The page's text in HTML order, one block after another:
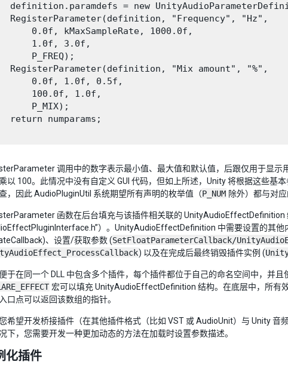
definition.paramdefs = new
RegisterParameter(definition, "Frequency", "Hz",
0.0f, kMaxSampleRate, 1000.0f,
1.0f, 3.0f,
P_FREQ);
RegisterParameter(definition, "Mix amount", "%",
0.0f, 1.0f, 0.5f,
100.0f, 1.0f,
P_MIX);
return numparams;
调用中的数字表示最小值、最大值和默认值，后跟仅用于显
以 100。此情况中没有自定义 GUI 代码，但如上所述，Unity 将根据这些基
，因此 AudioPluginUtil 系统期望所有声明的枚举值（P_NUM 除外）都与对应
函数在后台填充与该插件相关联的
）。UnityAudioEffectDefinition 中需要设置的其
、设置/获取参数 (SetFloatParameterCallback/
) 以及在完成后最终销毁插件实例 (
于在同一个 DLL 中包含多个插件，每个插件都位于自己的命名空间中，并
宏可以填充 UnityAudioEffectDefinition 结构。在底层中，所
口点可以返回该数组的指针。
希望开发桥接插件（在其他插件格式（比如 VST 或 AudioUnit）与 Unity
下，您需要开发一种更加动态的方法在加载时设置参数描述。
化插件